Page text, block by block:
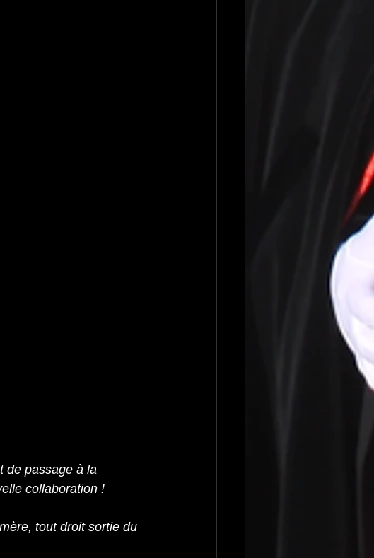
de passage à la
collaboration !
tout droit sortie du